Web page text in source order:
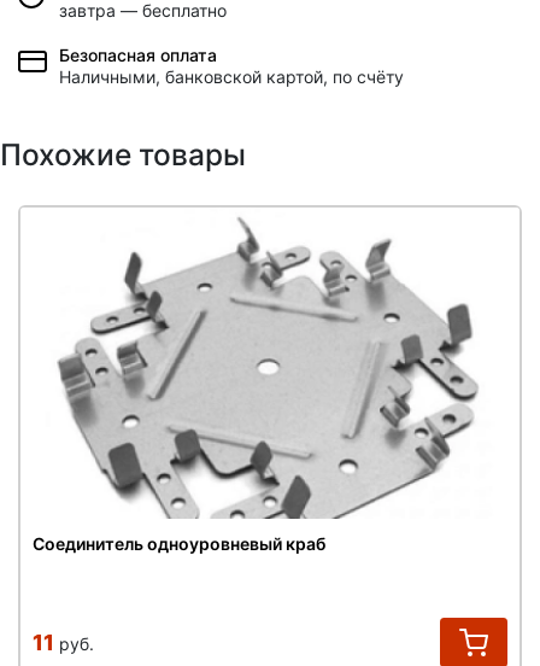
завтра — бесплатно
Безопасная оплата
Наличными, банковской картой, по счёту
Похожие товары
Соединитель одноуровневый краб
11 руб.